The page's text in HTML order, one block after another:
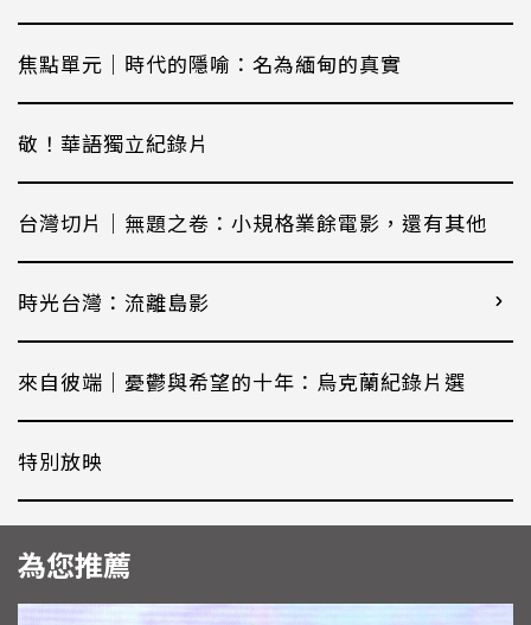
焦點單元｜時代的隱喻：名為緬甸的真實
敬！華語獨立紀錄片
台灣切片｜無題之卷：小規格業餘電影，還有其他
時光台灣：流離島影
來自彼端｜憂鬱與希望的十年：烏克蘭紀錄片選
特別放映
為您推薦